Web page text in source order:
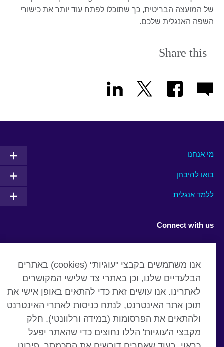
של המועצה הבריטית, כך שתוכלו לפתח עוד יותר את כישורי
השפה האנגלית שלכם.
Share this
מי אנחנו
בואו להיבחן
ללמד אנגלית
Connect with us
YouTube
Flickr RSS
TikTok
אנו משתמשים בקבצי "עוגיות" (cookies) באתרים
הבלעדיים שלנו, וכן באתרי צד שלישי המקושרים
לאתרינו. אנו עושים זאת כדי להתאים באופן אישי את
תוכן אתר האינטרנט, לנתח כניסות לאתרי האינטרנט
ולהתאים את הפרסומות (במידה ורלוונטי). חלק
מקבצי ה'עוגיות' הללו נחוצים כדי שהאתר יפעל